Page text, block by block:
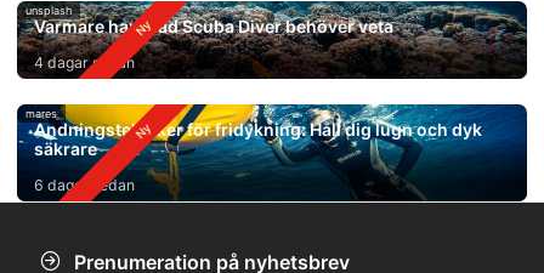
unsplash
Varmare hav: Vad Scuba Diver behöver veta
4 dagar sedan
mares
Andningstekniker för fridykning: Håll dig lugn och dyk
säkrare
6 dagar sedan
Prenumeration på nyhetsbrev